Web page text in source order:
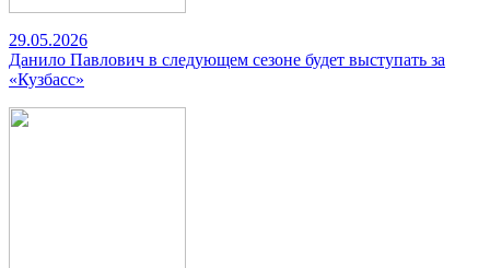
29.05.2026
Данило Павлович в следующем сезоне будет выступать за
«Кузбасс»